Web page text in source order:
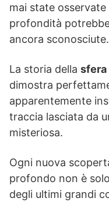
mai state
profondità
ancora sconosciute.
La storia della sfera
dimostra
apparentemente
traccia lasciata da
misteriosa.
Ogni nuova
profondo non è
degli ultimi grandi